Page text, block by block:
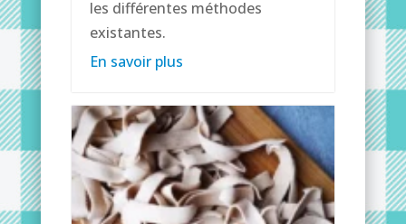
les différentes méthodes
existantes.
En savoir plus